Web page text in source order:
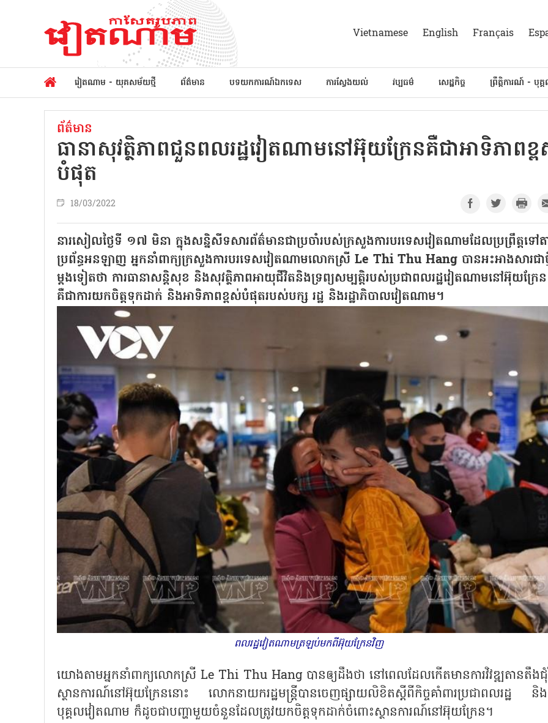
Vietnamese English Français
វៀតណាម - យុគសម័យថ្មី ព័ត៌មាន បទយកការណ៍ឯកទេស ការស្វែងយល់ វប្បធម៌ សេដ្ឋកិច្ច ព្រឹត្តិការណ៍ - បុគ្
ព័ត៌មាន
ធានាសុវត្ថិភាពជួនពលរដ្ឋវៀតណាមនៅអ៊ុយក្រែនគឺជាអាទិភាពខ្
បំផុត
18/03/2022
នារសៀលថ្ងៃទី ១៧ មិនា ក្នុងសន្និសីទសារព័ត៌មានជាប្រចាំរបស់ក្រសួងការបរទេសវៀតណាមដែលប្រព្រឹត្តទៅ
ប្រព័ន្ធអនឡាញ អ្នកនាំពាក្យក្រសួងការបរទេសវៀតណាមលោកស្រី Le Thi Thu Hang បានអះអាងសារជា
ម្តងទៀតថា ការធានាសន្តិសុខ និងសុវត្ថិភាពអាយុជីវិតនិងទ្រព្យសម្បត្តិរបស់ប្រជាពលរដ្ឋវៀតណាមនៅអ៊ុយក្រែន
គឺជាការយកចិត្តទុកដាក់ និងអាទិភាពខ្ពស់បំផុតរបស់បក្ស រដ្ឋ និងរដ្ឋាភិបាលវៀតណាម។
ពលរដ្ឋវៀតណាមត្រឡប់មកពីអ៊ុយក្រែនវិញ
យោងតាមអ្នកនាំពាក្យលោកស្រីLe Thi Thu Hang បានឲ្យដឹងថា នៅពេលដែលកើតមានការវិវឌ្ឍតានតឹង
ស្ថានការណ៍នៅអ៊ុយក្រែននោះ លោកនាយករដ្ឋមន្ត្រីបានចេញផ្សាយលិខិតស្ដីពីកិច្ចគាំពារប្រជាពលរដ្ឋ និ
បុគ្គលវៀតណាម ក៏ដូចជាបញ្ហាមួយចំនួនដែលត្រូវយកចិត្តទុកដាក់ចំពោះស្ថានការណ៍នៅអ៊ុយក្រែន។